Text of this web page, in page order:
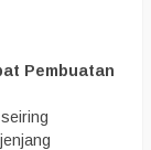
Pembuatan